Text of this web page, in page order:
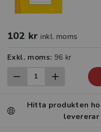
102 kr inkl. moms
Exkl. moms: 96 kr
Hitta produkten